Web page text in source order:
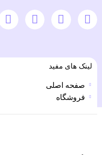
لینک های مفید
صفحه اصلی
فروشگاه